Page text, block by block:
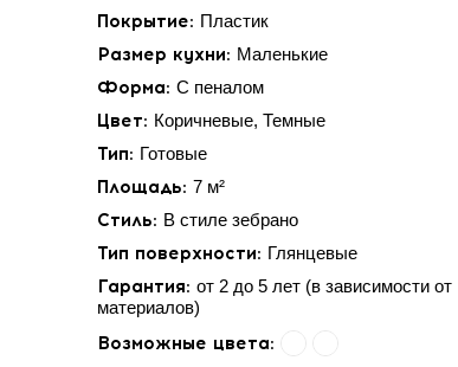
Покрытие: Пластик
Размер кухни: Маленькие
Форма: С пеналом
Цвет: Коричневые, Темные
Тип: Готовые
Площадь: 7 м²
Стиль: В стиле зебрано
Тип поверхности: Глянцевые
Гарантия: от 2 до 5 лет (в зависимости от
материалов)
Возможные цвета: